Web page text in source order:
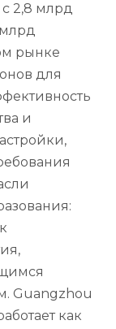
с 2,8 млрд
рынке
для
и
Guangzhou
как